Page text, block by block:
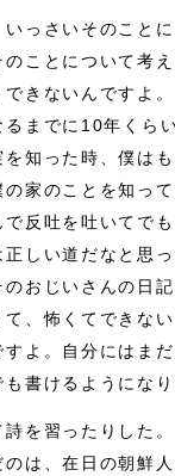
っさいそのこと
ことについて考
きないんですよ
までに10年くら
知った時、僕は
家のことを知っ
反吐を吐いてで
しい道だなと思
おじいさんの日
て、怖くてできな
よ。自分にはま
書けるようにな
を習ったりした
は、在日の朝鮮